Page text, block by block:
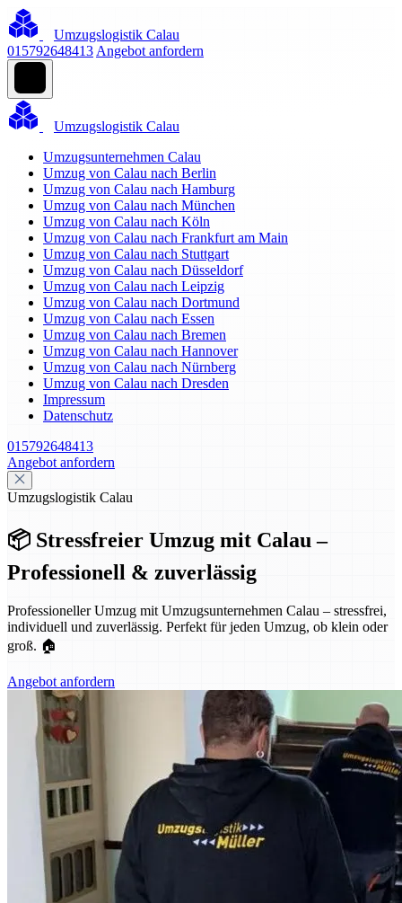
Umzugslogistik Calau
015792648413 Angebot anfordern
Umzugslogistik Calau
Umzugsunternehmen Calau
Umzug von Calau nach Berlin
Umzug von Calau nach Hamburg
Umzug von Calau nach München
Umzug von Calau nach Köln
Umzug von Calau nach Frankfurt am Main
Umzug von Calau nach Stuttgart
Umzug von Calau nach Düsseldorf
Umzug von Calau nach Leipzig
Umzug von Calau nach Dortmund
Umzug von Calau nach Essen
Umzug von Calau nach Bremen
Umzug von Calau nach Hannover
Umzug von Calau nach Nürnberg
Umzug von Calau nach Dresden
Impressum
Datenschutz
015792648413
Angebot anfordern
Umzugslogistik Calau
📦 Stressfreier Umzug mit Calau –
Professionell & zuverlässig
Professioneller Umzug mit Umzugsunternehmen Calau – stressfrei,
individuell und zuverlässig. Perfekt für jeden Umzug, ob klein oder
groß. 🏠
Angebot anfordern